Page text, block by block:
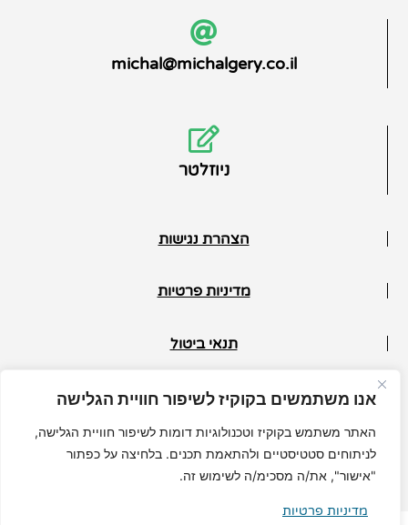
אנו משתמשים בקוקיז לשיפור חוויית הגלישה
האתר משתמש בקוקיז וטכנולוגיות דומות לשיפור חוויית הגלישה,
לניתוחים סטטיסטיים ולהתאמת תכנים. בלחיצה על כפתור
"אישור", את/ה מסכימ/ה לשימוש זה.
מדיניות פרטיות
michal@michalgery.co.il
ניוזלטר
הצהרת נגישות
מדיניות פרטיות
תנאי ביטול
MuchMore.co.il בניית אתרי וורדפרס